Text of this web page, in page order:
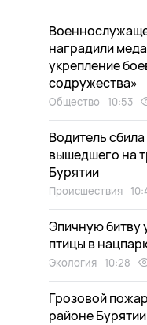
наградили
укрепление
содружества»
Общество 10:53
Водитель
вышедшего на
Бурятии
Происшествия
Эпичную битву
птицы в
Экология 10:28
Грозовой
районе Бурятии